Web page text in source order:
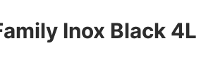
Inox Black